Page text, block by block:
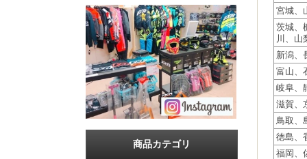
宮城、
茨城、
川、山
新潟、
富山、
岐阜、
滋賀、
鳥取、
徳島、
福岡、
商品カテゴリ